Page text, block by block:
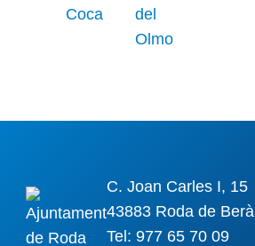
C. Joan Carles I, 15
43883 Roda de Berà
Tel: 977 65 70 09